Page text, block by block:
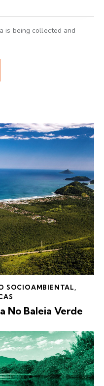
is being collected and
SOCIOAMBIENTAL
No Baleia Verde